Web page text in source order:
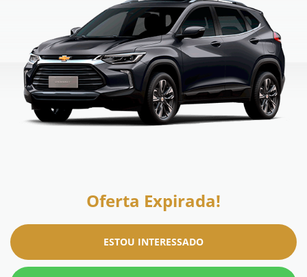
Oferta Expirada!
ESTOU INTERESSADO